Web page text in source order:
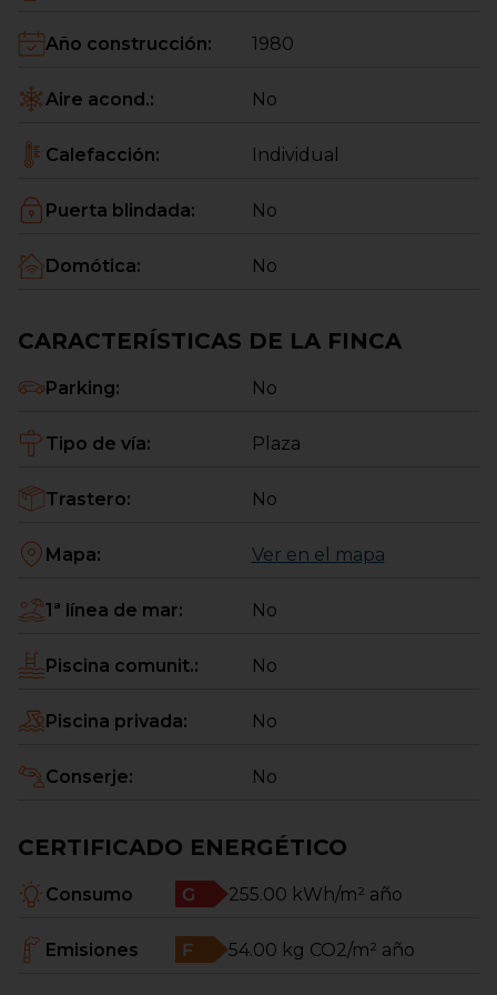
el precio
Año construcción: 1980
Aire acond.: No
Calefacción: Individual
Puerta blindada: No
Domótica: No
CARACTERÍSTICAS DE LA FINCA
Parking: No
Tipo de vía: Plaza
Trastero: No
Mapa: Ver en el mapa
1ª línea de mar: No
Piscina comunit.: No
Piscina privada: No
Conserje: No
CERTIFICADO ENERGÉTICO
Consumo 255.00 kWh/m² año
Emisiones 54.00 kg CO2/m² año